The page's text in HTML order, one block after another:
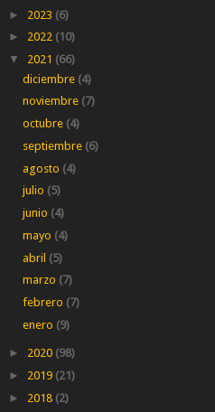
► 2023 (6)
► 2022 (10)
▼ 2021 (66)
diciembre (4)
noviembre (7)
octubre (4)
septiembre (6)
agosto (4)
julio (5)
junio (4)
mayo (4)
abril (5)
marzo (7)
febrero (7)
enero (9)
► 2020 (98)
► 2019 (21)
► 2018 (2)